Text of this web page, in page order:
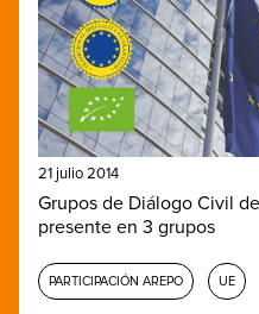
21 julio 2014
Grupos de Diálogo Civil
presente en 3 grupos
PARTICIPACIÓN AREPO UE